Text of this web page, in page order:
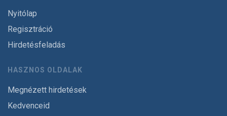
Nyitólap
Regisztráció
Hirdetésfeladás
HASZNOS OLDALAK
Megnézett hirdetések
Kedvenceid